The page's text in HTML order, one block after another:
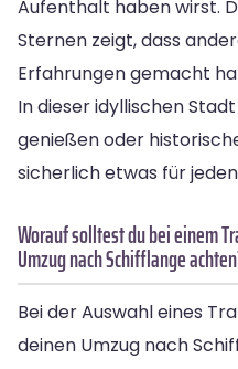
Aufenthalt haben wirst.
Sternen zeigt, dass
Erfahrungen gemacht
In dieser idyllischen
genießen oder
sicherlich etwas für
Worauf solltest du bei einem
Umzug nach Schifflange
Bei der Auswahl eines
deinen Umzug nach